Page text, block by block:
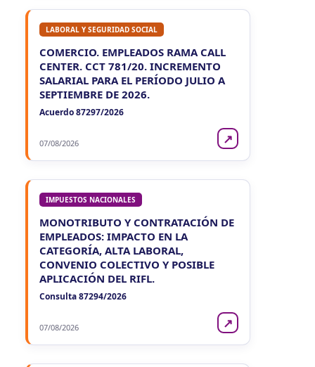
LABORAL Y SEGURIDAD SOCIAL
COMERCIO. EMPLEADOS RAMA CALL
CENTER. CCT 781/20. INCREMENTO
SALARIAL PARA EL PERÍODO JULIO A
SEPTIEMBRE DE 2026.
Acuerdo 87297/2026
07/08/2026 ↗
IMPUESTOS NACIONALES
MONOTRIBUTO Y CONTRATACIÓN DE
EMPLEADOS: IMPACTO EN LA
CATEGORÍA, ALTA LABORAL,
CONVENIO COLECTIVO Y POSIBLE
APLICACIÓN DEL RIFL.
Consulta 87294/2026
07/08/2026 ↗